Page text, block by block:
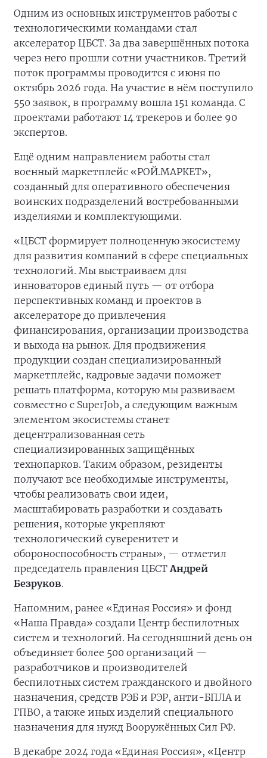
Одним из основных инструментов работы с
технологическими командами стал
акселератор ЦБСТ. За два завершённых потока
через него прошли сотни участников. Третий
поток программы проводится с июня по
октябрь 2026 года. На участие в нём поступило
550 заявок, в программу вошла 151 команда. С
проектами работают 14 трекеров и более 90
экспертов.
Ещё одним направлением работы стал
военный маркетплейс «РОЙ.МАРКЕТ»,
созданный для оперативного обеспечения
воинских подразделений востребованными
изделиями и комплектующими.
«ЦБСТ формирует полноценную экосистему
для развития компаний в сфере специальных
технологий. Мы выстраиваем для
инноваторов единый путь — от отбора
перспективных команд и проектов в
акселераторе до привлечения
финансирования, организации производства
и выхода на рынок. Для продвижения
продукции создан специализированный
маркетплейс, кадровые задачи поможет
решать платформа, которую мы развиваем
совместно с SuperJob, а следующим важным
элементом экосистемы станет
децентрализованная сеть
специализированных защищённых
технопарков. Таким образом, резиденты
получают все необходимые инструменты,
чтобы реализовать свои идеи,
масштабировать разработки и создавать
решения, которые укрепляют
технологический суверенитет и
обороноспособность страны», — отметил
председатель правления ЦБСТАндрей
Безруков.
Напомним, ранее «Единая Россия» и фонд
«Наша Правда» создали Центр беспилотных
систем и технологий. На сегодняшний день он
объединяет более 500 организаций —
разработчиков и производителей
беспилотных систем гражданского и двойного
назначения, средств РЭБ и РЭР, анти-БПЛА и
ГПВО, а также иных изделий специального
назначения для нужд Вооружённых Сил РФ.
В декабре 2024 года «Единая Россия», «Центр